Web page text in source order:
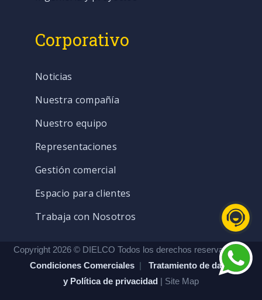
Corporativo
Noticias
Nuestra compañía
Nuestro equipo
Representaciones
Gestión comercial
Espacio para clientes
Trabaja con Nosotros
Copyright 2026 © DIELCO Todos los derechos reservados. |
Condiciones Comerciales | Tratamiento de datos
y Política de privacidad | Site Map